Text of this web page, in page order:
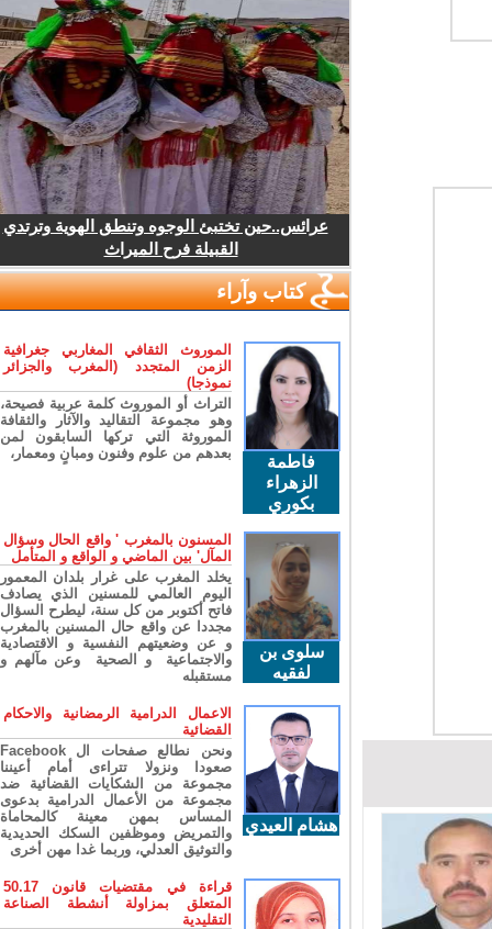
عرائس..حين تختبئ الوجوه وتنطق الهوية وترتدي
القبيلة فرح الميراث
كتاب وآراء
فاطمة
الزهراء
بكوري
الموروث الثقافي المغاربي جغرافية
الزمن المتجدد (المغرب والجزائر
نموذجا)
التراث أو الموروث كلمة عربية فصيحة،
وهو مجموعة التقاليد والآثار والثقافة
الموروثة التي تركها السابقون لمن
بعدهم من علوم وفنون ومبانٍ ومعمار،
سلوى بن
لفقيه
المسنون بالمغرب ' واقع الحال وسؤال
المآل' بين الماضي و الواقع و المتأمل
يخلد المغرب على غرار بلدان المعمور
اليوم العالمي للمسنين الذي يصادف
فاتح أكتوبر من كل سنة، ليطرح السؤال
مجددا عن واقع حال المسنين بالمغرب
و عن وضعيتهم النفسية و الاقتصادية
والاجتماعية و الصحية وعن مآلهم و
مستقبله
هشام العيدي
الاعمال الدرامية الرمضانية والاحكام
القضائية
ونحن نطالع صفحات ال Facebook
صعودا ونزولا تتراءى أمام أعيننا
مجموعة من الشكايات القضائية ضد
مجموعة من الأعمال الدرامية بدعوى
المساس بمهن معينة كالمحاماة
والتمريض وموظفين السكك الحديدية
والتوثيق العدلي، وربما غدا مهن أخرى
قراءة في مقتضيات قانون 50.17
المتعلق بمزاولة أنشطة الصناعة
التقليدية